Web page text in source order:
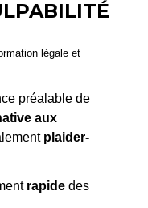
légale et
préalable de
aux
plaider-
rapide des